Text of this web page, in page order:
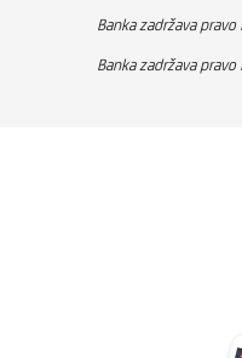
Banka zadržava
Banka zadržava